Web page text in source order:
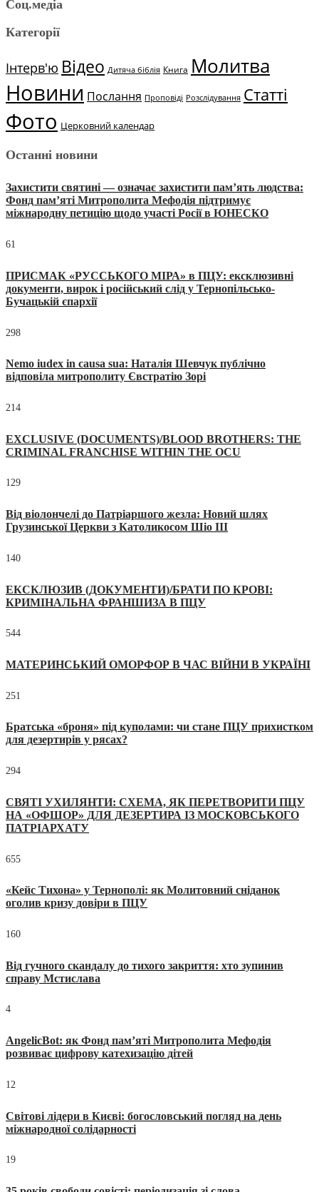
Соц.медіа
Категорії
Інтерв'ю Відео Дитяча біблія Книга Молитва
Новини Послання Проповіді Розслідування Статті
Фото Церковний календар
Останні новини
Захистити святині — означає захистити пам’ять людства:
Фонд пам’яті Митрополита Мефодія підтримує
міжнародну петицію щодо участі Росії в ЮНЕСКО
61
ПРИСМАК «РУССЬКОГО МІРА» в ПЦУ: ексклюзивні
документи, вирок і російський слід у Тернопільсько-
Бучацькій єпархії
298
Nemo iudex in causa sua: Наталія Шевчук публічно
відповіла митрополиту Євстратію Зорі
214
EXCLUSIVE (DOCUMENTS)/BLOOD BROTHERS: THE
CRIMINAL FRANCHISE WITHIN THE OCU
129
Від віолончелі до Патріаршого жезла: Новий шлях
Грузинської Церкви з Католикосом Шіо III
140
ЕКСКЛЮЗИВ (ДОКУМЕНТИ)/БРАТИ ПО КРОВІ:
КРИМІНАЛЬНА ФРАНШИЗА В ПЦУ
544
МАТЕРИНСЬКИЙ ОМОРФОР В ЧАС ВІЙНИ В УКРАЇНІ
251
Братська «броня» під куполами: чи стане ПЦУ прихистком
для дезертирів у рясах?
294
СВЯТІ УХИЛЯНТИ: СХЕМА, ЯК ПЕРЕТВОРИТИ ПЦУ
НА «ОФШОР» ДЛЯ ДЕЗЕРТИРА ІЗ МОСКОВСЬКОГО
ПАТРІАРХАТУ
655
«Кейс Тихона» у Тернополі: як Молитовний сніданок
оголив кризу довіри в ПЦУ
160
Від гучного скандалу до тихого закриття: хто зупинив
справу Мстислава
4
AngelicBot: як Фонд пам’яті Митрополита Мефодія
розвиває цифрову катехизацію дітей
12
Світові лідери в Києві: богословський погляд на день
міжнародної солідарності
19